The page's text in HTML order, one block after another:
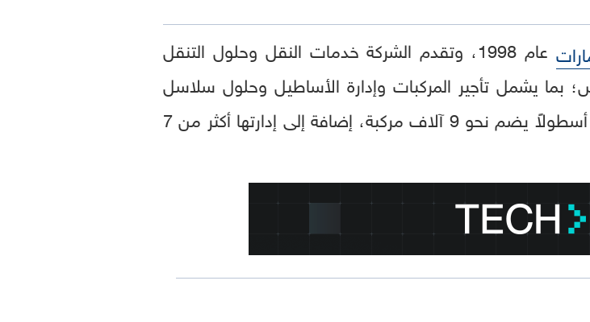
عام 1998، وتقدم الشركة خدمات النقل وحلول التنقل
بما يشمل تأجير المركبات وإدارة الأساطيل وحلول سلاسل
الإمداد وتقنيات القيادة الذكية، كما تمتلك وتدير أسطولاً يضم نحو 9 آلاف مركبة، إضافة إلى إدارتها أكثر من 7